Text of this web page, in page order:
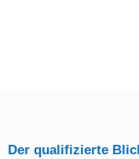
Der qualifizierte